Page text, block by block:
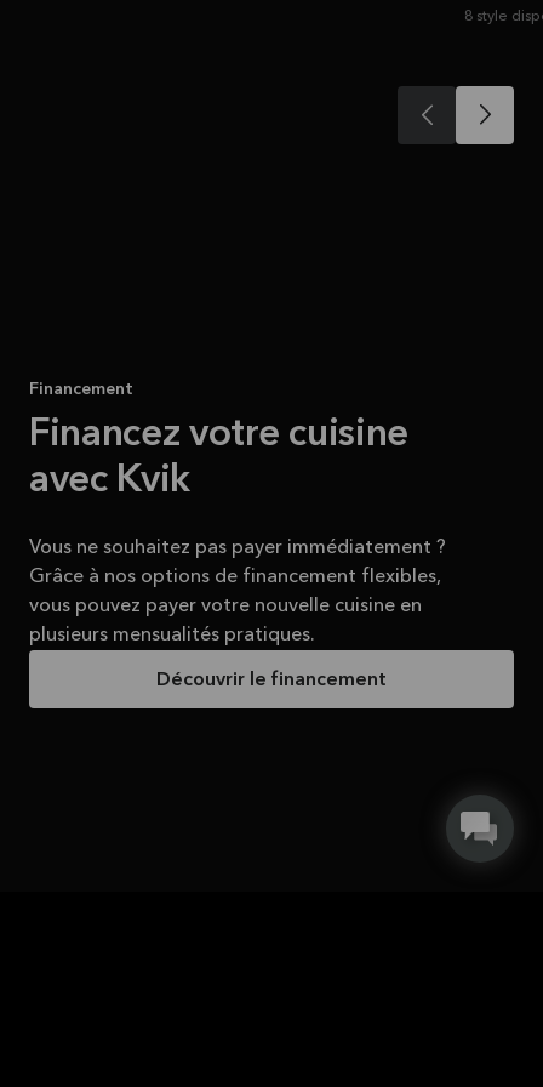
8 style
Financement
Financez votre cuisine
avec Kvik
Vous ne souhaitez pas payer immédiatement ?
Grâce à nos options de financement flexibles,
vous pouvez payer votre nouvelle cuisine en
plusieurs mensualités pratiques.
Découvrir le financement